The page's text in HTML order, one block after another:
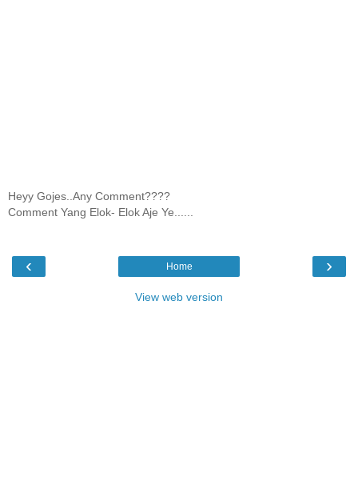
Heyy Gojes..Any Comment????
Comment Yang Elok- Elok Aje Ye......
‹ ›
Home
View web version